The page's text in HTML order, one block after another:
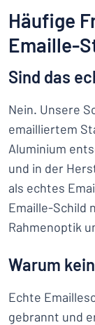
Häufige
Emaille-
Sind das
Nein. Unsere
emailliertem
Aluminium
und in der
als echtes
Emaille-Schild
Rahmenoptik
Warum
Echte
gebrannt und